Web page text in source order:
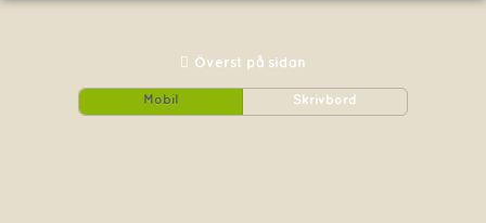
Överst på sidan
Mobil Skrivbord